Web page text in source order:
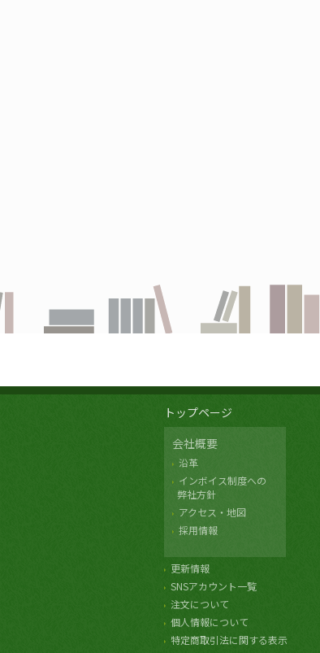
トップページ
会社概要
沿革
インボイス制度への
弊社方針
アクセス・地図
採用情報
更新情報
SNSアカウント一覧
注文について
個人情報について
特定商取引法に関する表示